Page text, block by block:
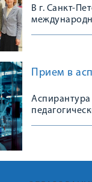
В г. Санкт-
Прием в